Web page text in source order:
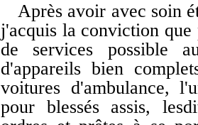
Après avoir avec soin
j'acquis la conviction que
de services possible
d'appareils bien
voitures d'ambulance,
pour blessés assis,